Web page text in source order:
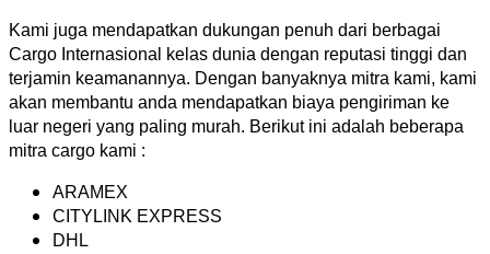
Kami juga mendapatkan dukungan penuh dari berbagai
Cargo Internasional kelas dunia dengan reputasi tinggi dan
terjamin keamanannya. Dengan banyaknya mitra kami, kami
akan membantu anda mendapatkan biaya pengiriman ke
luar negeri yang paling murah. Berikut ini adalah beberapa
mitra cargo kami :
ARAMEX
CITYLINK EXPRESS
DHL